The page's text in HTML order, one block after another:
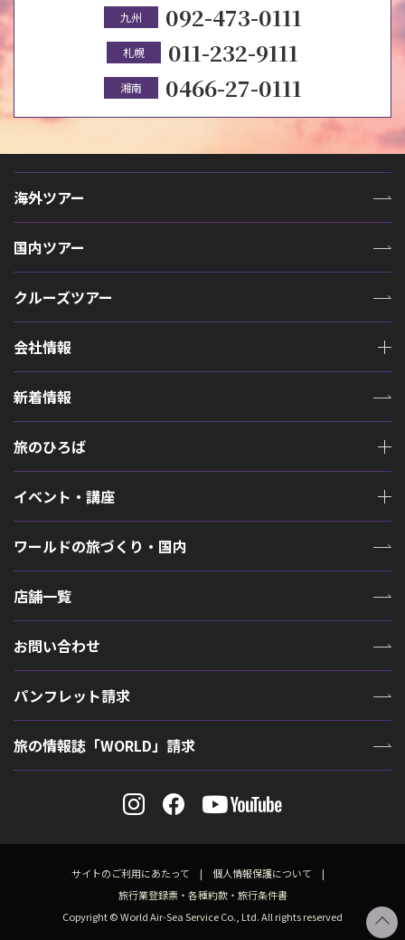
九州 092-473-0111
札幌 011-232-9111
湘南 0466-27-0111
海外ツアー
国内ツアー
クルーズツアー
会社情報
新着情報
旅のひろば
イベント・講座
ワールドの旅づくり・国内
店舗一覧
お問い合わせ
パンフレット請求
旅の情報誌「WORLD」請求
サイトのご利用にあたって
個人情報保護について
旅行業登録票・各種約款・旅行条件書
Copyright © World Air-Sea Service Co., Ltd. All rights reserved